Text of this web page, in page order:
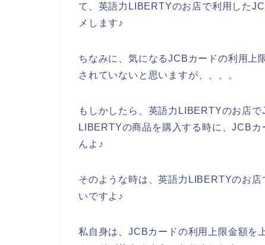
て、英語力LIBERTYのお店で利用した
メします♪
ちなみに、気になるJCBカードの利用上
されていないと思いますが、、、。
もしかしたら、英語力LIBERTYのお店
LIBERTYの商品を購入する時に、JCB
んよ♪
そのような時は、英語力LIBERTYのお
いですよ♪
私自身は、JCBカードの利用上限金額を